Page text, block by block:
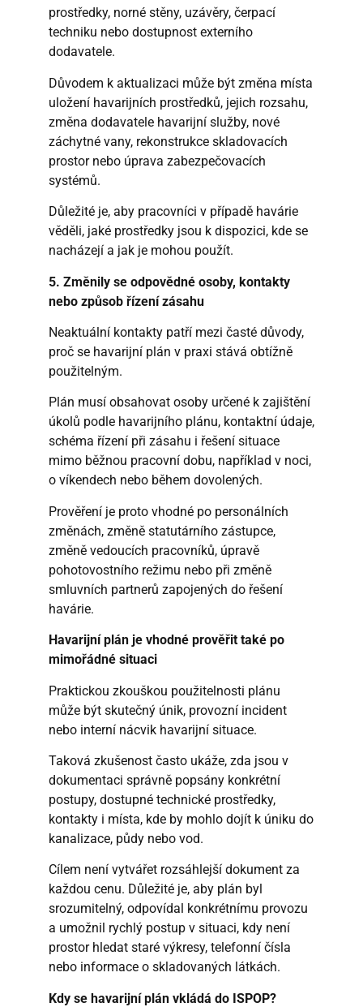
prostředky, norné stěny, uzávěry, čerpací
techniku nebo dostupnost externího
dodavatele.
Důvodem k aktualizaci může být změna místa
uložení havarijních prostředků, jejich rozsahu,
změna dodavatele havarijní služby, nové
záchytné vany, rekonstrukce skladovacích
prostor nebo úprava zabezpečovacích
systémů.
Důležité je, aby pracovníci v případě havárie
věděli, jaké prostředky jsou k dispozici, kde se
nacházejí a jak je mohou použít.
5. Změnily se odpovědné osoby, kontakty
nebo způsob řízení zásahu
Neaktuální kontakty patří mezi časté důvody,
proč se havarijní plán v praxi stává obtížně
použitelným.
Plán musí obsahovat osoby určené k zajištění
úkolů podle havarijního plánu, kontaktní údaje,
schéma řízení při zásahu i řešení situace
mimo běžnou pracovní dobu, například v noci,
o víkendech nebo během dovolených.
Prověření je proto vhodné po personálních
změnách, změně statutárního zástupce,
změně vedoucích pracovníků, úpravě
pohotovostního režimu nebo při změně
smluvních partnerů zapojených do řešení
havárie.
Havarijní plán je vhodné prověřit také po
mimořádné situaci
Praktickou zkouškou použitelnosti plánu
může být skutečný únik, provozní incident
nebo interní nácvik havarijní situace.
Taková zkušenost často ukáže, zda jsou v
dokumentaci správně popsány konkrétní
postupy, dostupné technické prostředky,
kontakty i místa, kde by mohlo dojít k úniku do
kanalizace, půdy nebo vod.
Cílem není vytvářet rozsáhlejší dokument za
každou cenu. Důležité je, aby plán byl
srozumitelný, odpovídal konkrétnímu provozu
a umožnil rychlý postup v situaci, kdy není
prostor hledat staré výkresy, telefonní čísla
nebo informace o skladovaných látkách.
Kdy se havarijní plán vkládá do ISPOP?